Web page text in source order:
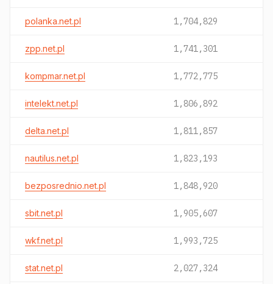
polanka.net.pl 1,704,829
zpp.net.pl 1,741,301
kompmar.net.pl 1,772,775
intelekt.net.pl 1,806,892
delta.net.pl 1,811,857
nautilus.net.pl 1,823,193
bezposrednio.net.pl 1,848,920
sbit.net.pl 1,905,607
wkf.net.pl 1,993,725
stat.net.pl 2,027,324